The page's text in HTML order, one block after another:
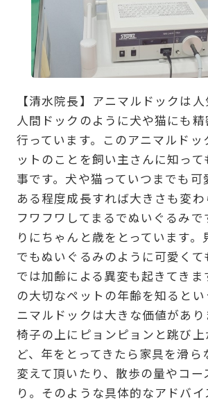
【清水院長】アニマルドックは人
人間ドックのように犬や猫にも
行っています。このアニマルドッ
ットのことを飼い主さんに知っ
事です。犬や猫っていつまでも可
ある程度成長すれば大きさも変
フワフワしてまるでぬいぐるみで
りにちゃんと歳をとっています。
でもぬいぐるみのように可愛くて
では加齢による異変も起きてきま
の大切なペットの年齢を知ると
ニマルドックは大きな価値があり
椅子の上にピョンピョンと跳び
ど、年をとってきたら家具を滑ら
変えて頂いたり、散歩の量やコー
り。そのような具体的なアドバイ